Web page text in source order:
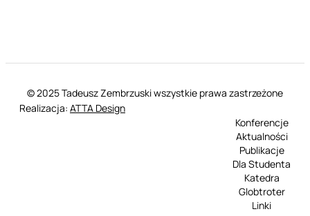
© 2025 Tadeusz Zembrzuski wszystkie prawa zastrzeżone
Realizacja: ATTA Design
Konferencje
Aktualności
Publikacje
Dla Studenta
Katedra
Globtroter
Linki